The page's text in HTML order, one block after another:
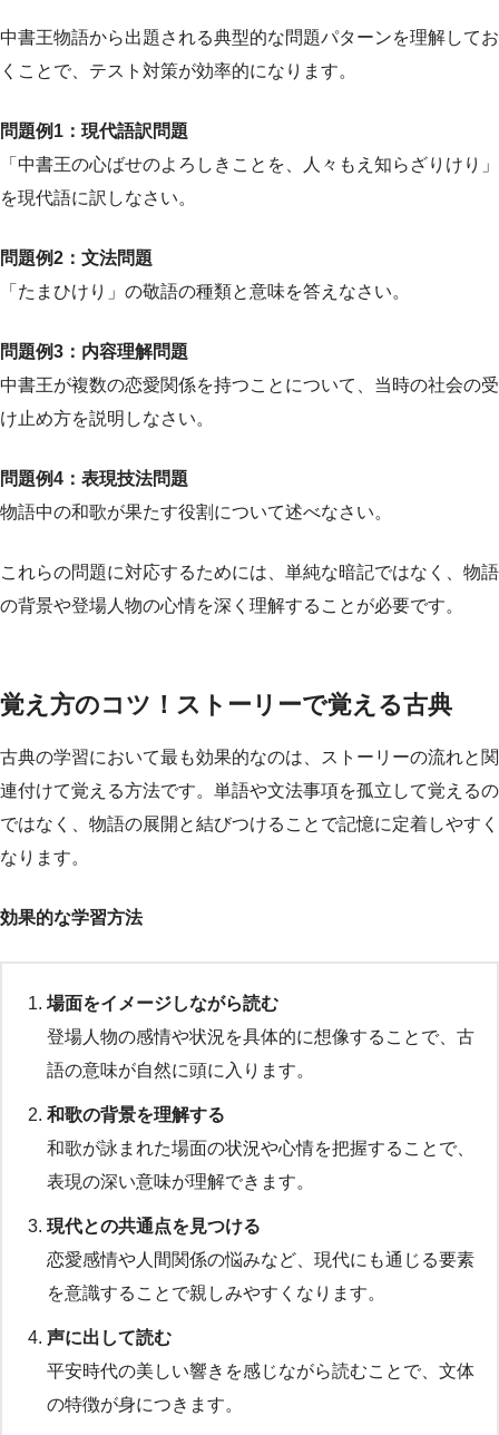
中書王物語から出題される典型的な問題パターンを理解してお
くことで、テスト対策が効率的になります。
問題例1：現代語訳問題
「中書王の心ばせのよろしきことを、人々もえ知らざりけり」
を現代語に訳しなさい。
問題例2：文法問題
「たまひけり」の敬語の種類と意味を答えなさい。
問題例3：内容理解問題
中書王が複数の恋愛関係を持つことについて、当時の社会の受
け止め方を説明しなさい。
問題例4：表現技法問題
物語中の和歌が果たす役割について述べなさい。
これらの問題に対応するためには、単純な暗記ではなく、物語
の背景や登場人物の心情を深く理解することが必要です。
覚え方のコツ！ストーリーで覚える古典
古典の学習において最も効果的なのは、ストーリーの流れと関
連付けて覚える方法です。単語や文法事項を孤立して覚えるの
ではなく、物語の展開と結びつけることで記憶に定着しやすく
なります。
効果的な学習方法
場面をイメージしながら読む
登場人物の感情や状況を具体的に想像することで、古
語の意味が自然に頭に入ります。
和歌の背景を理解する
和歌が詠まれた場面の状況や心情を把握することで、
表現の深い意味が理解できます。
現代との共通点を見つける
恋愛感情や人間関係の悩みなど、現代にも通じる要素
を意識することで親しみやすくなります。
声に出して読む
平安時代の美しい響きを感じながら読むことで、文体
の特徴が身につきます。